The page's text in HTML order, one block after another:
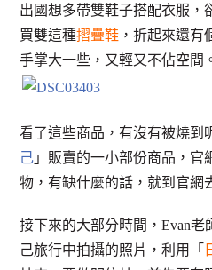
出國想多帶雙鞋子搭配衣服，
買雙這種摺疊鞋 ，折起來還有
手掌大一些，又輕又不佔空間
看了這些商品，有沒有被燒到
己 」販賣的一小部份商品，
物，有缺什麼的話，就到官網
接下來的大部分時間，Evan老
己旅行中拍攝的照片，利用「